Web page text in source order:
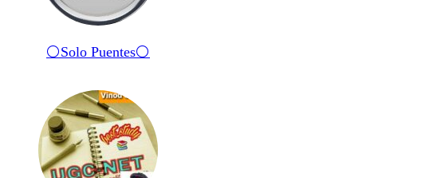
⚪️Solo Puentes⚪️